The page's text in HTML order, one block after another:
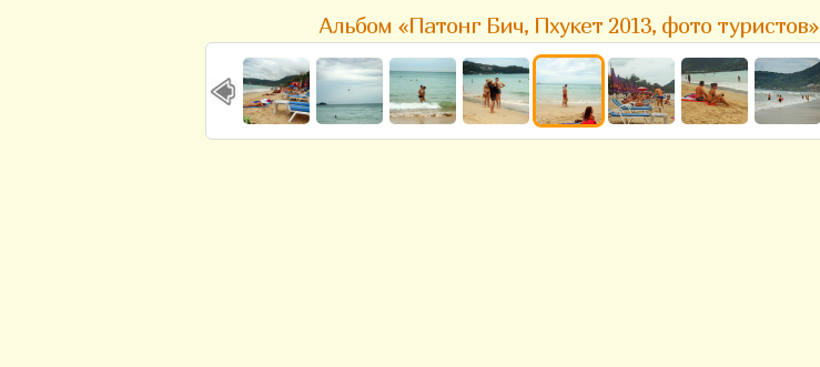
Альбом «Патонг Бич, Пхукет 2013, фото туристов»